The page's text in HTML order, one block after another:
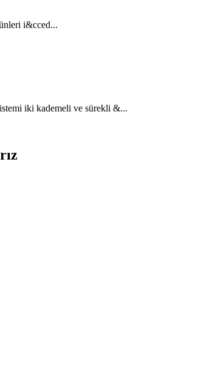
i&cced...
iki kademeli ve sürekli &...